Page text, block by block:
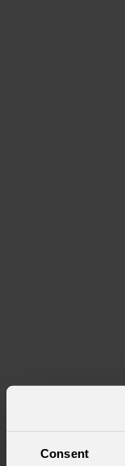
Consent